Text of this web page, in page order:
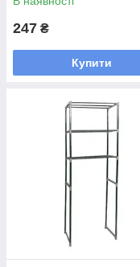
см, комірки
247 ₴
Купити